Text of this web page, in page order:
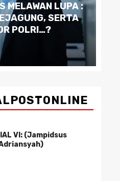
MELAWAN LUPA :
SERTA
POLRI…?
VI: (Jampidsus